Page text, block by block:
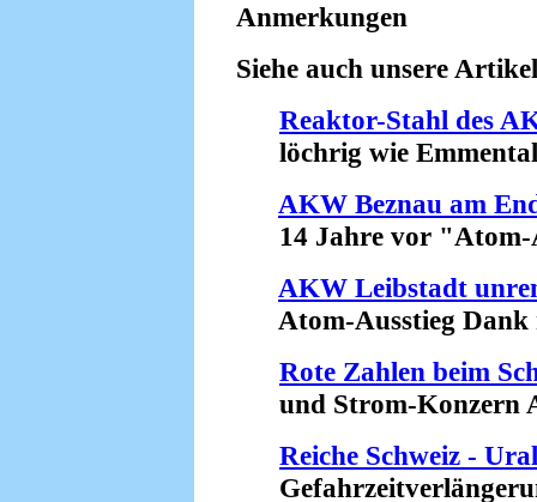
Anmerkungen
Siehe auch unsere
Reaktor-Stahl des
löchrig wie
AKW Beznau am
14 Jahre vor "Atom-
AKW Leibstadt
Atom-Ausstieg Dank
Rote Zahlen beim
und Strom-Konzern
Reiche Schweiz -